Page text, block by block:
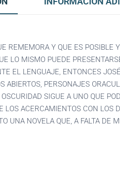
REMEMORA Y QUE ES
LO MISMO PUEDE
EL LENGUAJE, ENTONCES
PERSONAJES
SIGUE A UNO QUE
ACERCAMIENTOS CON LOS
UNA NOVELA QUE, A FALTA DE